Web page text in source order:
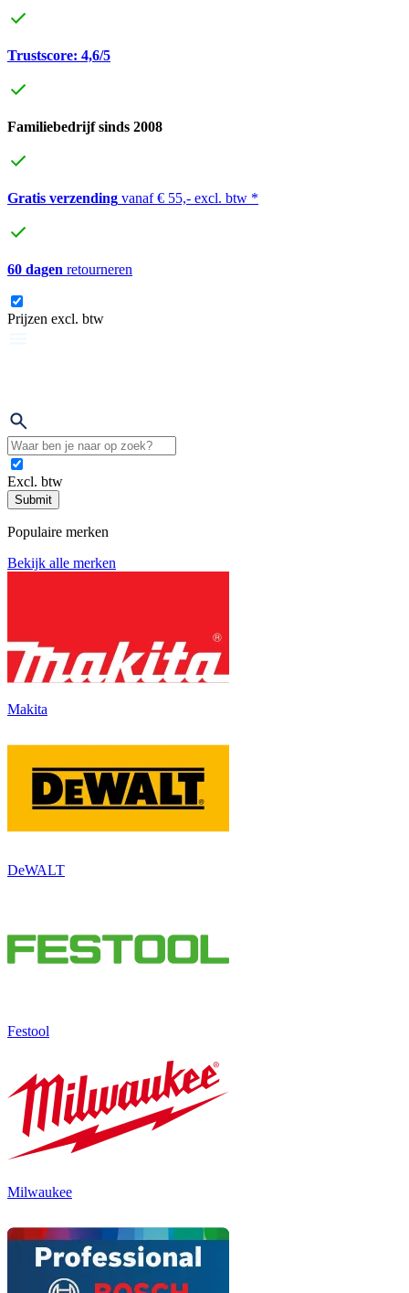
Trustscore: 4,6/5
Familiebedrijf sinds 2008
Gratis verzending vanaf € 55,- excl. btw *
60 dagen retourneren
Prijzen excl. btw
Excl. btw
Submit
Populaire merken
Bekijk alle merken
Makita
DeWALT
Festool
Milwaukee